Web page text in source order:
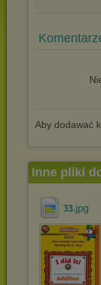
Aby dodawać
Inne pliki
33.jpg